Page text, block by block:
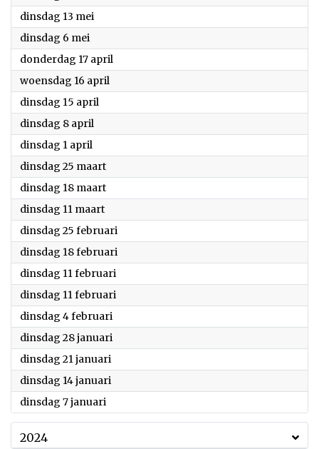
dinsdag 13 mei
dinsdag 6 mei
donderdag 17 april
woensdag 16 april
dinsdag 15 april
dinsdag 8 april
dinsdag 1 april
dinsdag 25 maart2025
dinsdag 18 maart2025
dinsdag 11 maart2025
dinsdag 25 februari
dinsdag 18 februari
dinsdag 11 februari
dinsdag 11 februari
dinsdag 4 februari
dinsdag 28 januari
dinsdag 21 januari
dinsdag 14 januari
dinsdag 7 januari
2024